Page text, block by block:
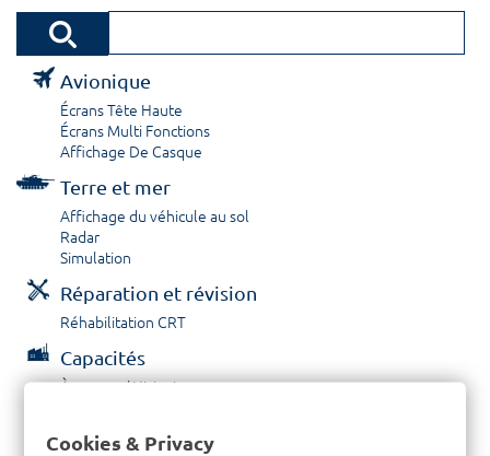
Avionique
Écrans Tête Haute
Écrans Multi Fonctions
Affichage De Casque
Terre et mer
Affichage du véhicule au sol
Radar
Simulation
Réparation et révision
Réhabilitation CRT
Capacités
À propos / Historique
Cookies & Privacy